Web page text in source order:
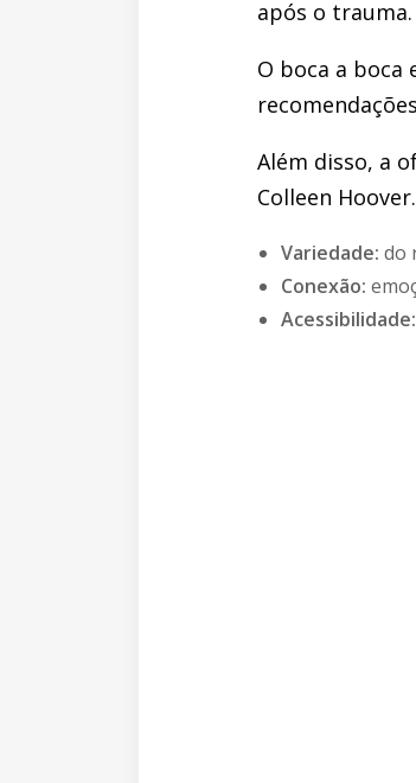
após o
O boca a boca
Além disso, a
Colleen
Variedade: do
Conexão:
Acessibilidade: